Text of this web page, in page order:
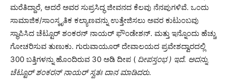
ಮರೆತಿದ್ದಾರೆ, ಆದರೆ ಅವರ ಸುಪ್ರಸಿದ್ಧ ಜೀವನದ ಕೆಲವು ನೆನಪುಗಳಿವೆ. ಒಂದು
ಸಾಮಾಜಿಕ/ಸಾಂಸ್ಕೃತಿಕ ಕಲ್ಯಾಣವನ್ನು ಉತ್ತೇಜಿಸಲು ಅವರ ಕುಟುಂಬವು
ಸ್ಥಾಪಿಸಿದ ಚೆಟ್ಟೂರ್ ಶಂಕರನ್ ನಾಯರ್ ಫೌಂಡೇಶನ್. ಮತ್ತು ಇನ್ನೊಂದು ಹೆಚ್ಚು
ಗೋಚರಿಸುವ ತುಣುಕು. ಗುರುವಾಯೂರ್ ದೇವಾಲಯದ ಪ್ರವೇಶದ್ವಾರದಲ್ಲಿ
300 ಬತ್ತಿಗಳನ್ನು ಹೊಂದಿರುವ 30 ಅಡಿ ದೀಪ ( ದೀಪಸ್ತಂಭ ) ಇದೆ. ಅದನ್ನು
ಚೆಟ್ಟೂರ್ ಶಂಕರನ್ ನಾಯರ್ ಸ್ವತಃ ದಾನ ಮಾಡಿದರು.